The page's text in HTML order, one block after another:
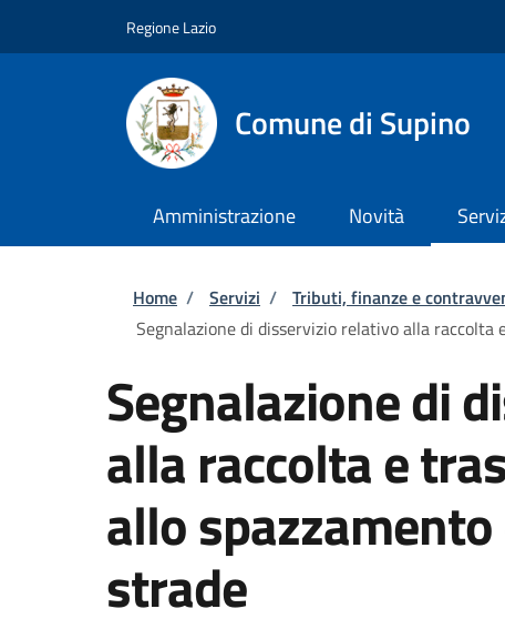
Regione Lazio
Comune di Supino
Amministrazione Novità
Briciole di pane
Home / Servizi / Tributi, finanze e
Segnalazione di disservizio relativo alla
Segnalazione di
alla raccolta e
allo
strade